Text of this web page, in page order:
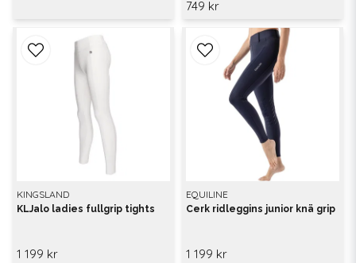
749 kr
KINGSLAND
KLJalo ladies fullgrip tights
1 199 kr
EQUILINE
Cerk ridleggins junior knä grip
1 199 kr